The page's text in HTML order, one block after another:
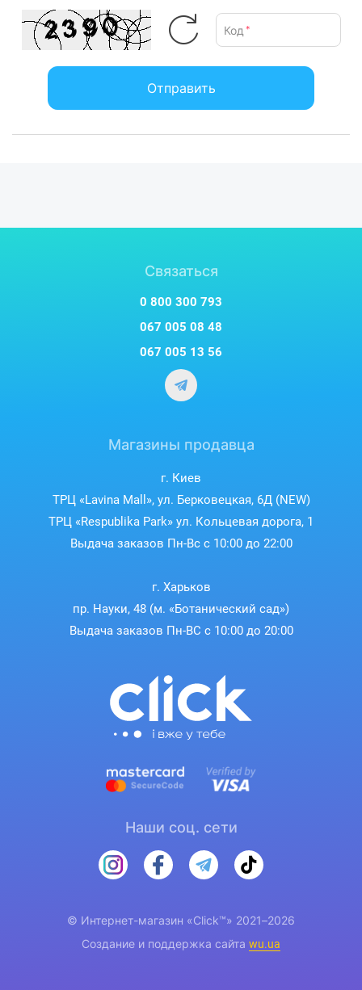
Код *
Отправить
Связаться
0 800 300 793
067 005 08 48
067 005 13 56
Магазины продавца
г. Киев
ТРЦ «Lavina Mall», ул. Берковецкая, 6Д (NEW)
ТРЦ «Respublika Park» ул. Кольцевая дорога, 1
Выдача заказов Пн-Вс с 10:00 до 22:00
г. Харьков
пр. Науки, 48 (м. «Ботанический сад»)
Выдача заказов Пн-ВС с 10:00 до 20:00
Наши соц. сети
© Интернет-магазин «Click™» 2021–2026
Создание и поддержка сайта wu.ua